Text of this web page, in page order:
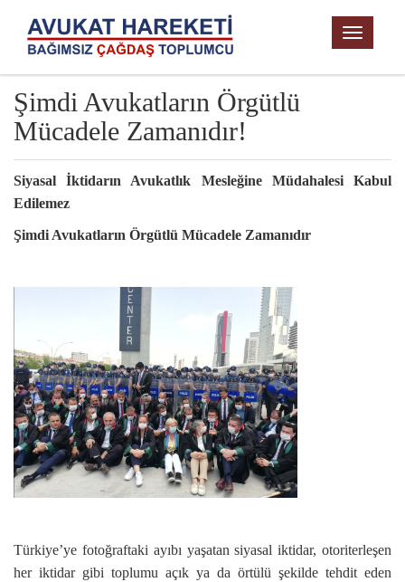
Şimdi Avukatların Örgütlü
Mücadele Zamanıdır!
Siyasal İktidarın Avukatlık Mesleğine Müdahalesi Kabul
Edilemez
Şimdi Avukatların Örgütlü Mücadele Zamanıdır
Türkiye’ye fotoğraftaki ayıbı yaşatan siyasal iktidar, otoriterleşen
her iktidar gibi toplumu açık ya da örtülü şekilde tehdit eden